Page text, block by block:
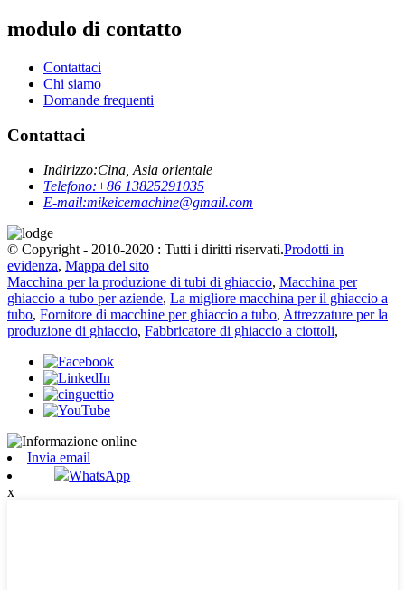
modulo di contatto
Contattaci
Chi siamo
Domande frequenti
Contattaci
Indirizzo:Cina, Asia orientale
Telefono:+86 13825291035
E-mail:mikeicemachine@gmail.com
© Copyright - 2010-2020 : Tutti i diritti riservati.Prodotti in
evidenza, Mappa del sito
Macchina per la produzione di tubi di ghiaccio, Macchina per
ghiaccio a tubo per aziende, La migliore macchina per il ghiaccio a
tubo, Fornitore di macchine per ghiaccio a tubo, Attrezzature per la
produzione di ghiaccio, Fabbricatore di ghiaccio a ciottoli,
Invia email
WhatsApp
x